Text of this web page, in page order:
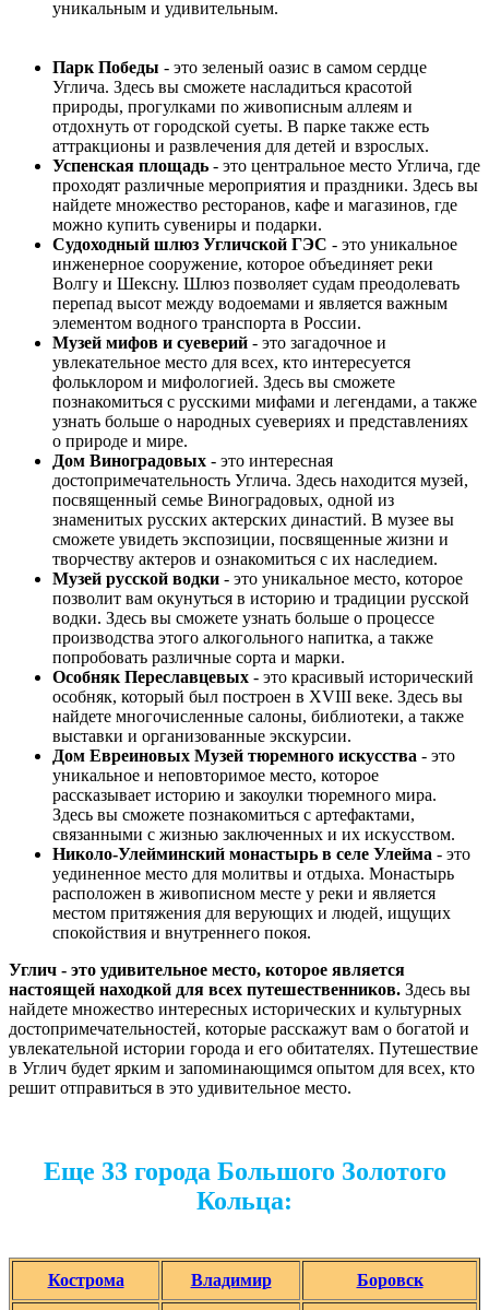
уникальным и удивительным.
Парк Победы - это зеленый оазис в самом сердце
Углича. Здесь вы сможете насладиться красотой
природы, прогулками по живописным аллеям и
отдохнуть от городской суеты. В парке также есть
аттракционы и развлечения для детей и взрослых.
Успенская площадь - это центральное место Углича, где
проходят различные мероприятия и праздники. Здесь вы
найдете множество ресторанов, кафе и магазинов, где
можно купить сувениры и подарки.
Судоходный шлюз Угличской ГЭС - это уникальное
инженерное сооружение, которое объединяет реки
Волгу и Шексну. Шлюз позволяет судам преодолевать
перепад высот между водоемами и является важным
элементом водного транспорта в России.
Музей мифов и суеверий - это загадочное и
увлекательное место для всех, кто интересуется
фольклором и мифологией. Здесь вы сможете
познакомиться с русскими мифами и легендами, а также
узнать больше о народных суевериях и представлениях
о природе и мире.
Дом Виноградовых - это интересная
достопримечательность Углича. Здесь находится музей,
посвященный семье Виноградовых, одной из
знаменитых русских актерских династий. В музее вы
сможете увидеть экспозиции, посвященные жизни и
творчеству актеров и ознакомиться с их наследием.
Музей русской водки - это уникальное место, которое
позволит вам окунуться в историю и традиции русской
водки. Здесь вы сможете узнать больше о процессе
производства этого алкогольного напитка, а также
попробовать различные сорта и марки.
Особняк Переславцевых - это красивый исторический
особняк, который был построен в XVIII веке. Здесь вы
найдете многочисленные салоны, библиотеки, а также
выставки и организованные экскурсии.
Дом Евреиновых Музей тюремного искусства - это
уникальное и неповторимое место, которое
рассказывает историю и закоулки тюремного мира.
Здесь вы сможете познакомиться с артефактами,
связанными с жизнью заключенных и их искусством.
Николо-Улейминский монастырь в селе Улейма - это
уединенное место для молитвы и отдыха. Монастырь
расположен в живописном месте у реки и является
местом притяжения для верующих и людей, ищущих
спокойствия и внутреннего покоя.
Углич - это удивительное место, которое является
настоящей находкой для всех путешественников. Здесь вы
найдете множество интересных исторических и культурных
достопримечательностей, которые расскажут вам о богатой и
увлекательной истории города и его обитателях. Путешествие
в Углич будет ярким и запоминающимся опытом для всех, кто
решит отправиться в это удивительное место.
Еще 33 города Большого Золотого
Кольца:
Кострома Владимир Боровск